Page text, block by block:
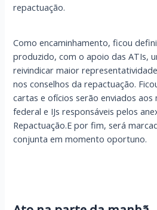
repactuação.
Como encaminhamento, ficou
produzido, com o apoio das ATIs,
reivindicar maior
nos conselhos da repactuação.
cartas e ofícios serão enviados
federal e IJs responsáveis pelos
Repactuação.E por fim, será
conjunta em momento oportuno.